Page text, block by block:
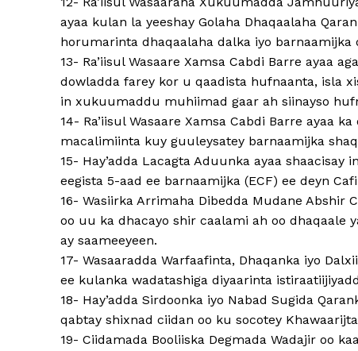
ayaa kulan la yeeshay Golaha Dhaqaalaha
horumarinta dhaqaalaha dalka iyo barnaamijka
13- Ra’iisul Wasaare Xamsa Cabdi Barre ayaa
dowladda farey kor u qaadista hufnaanta, isla
in xukuumaddu muhiimad gaar ah siinayso
14- Ra’iisul Wasaare Xamsa Cabdi Barre ayaa
macalimiinta kuy guuleysatey barnaamijka
15- Hay’adda Lacagta Aduunka ayaa
eegista 5-aad ee barnaamijka (ECF) ee deyn
16- Wasiirka Arrimaha Dibedda Mudane Abshir
oo uu ka dhacayo shir caalami ah oo dhaqaale
ay saameeyeen.
17- Wasaaradda Warfaafinta, Dhaqanka iyo
ee kulanka wadatashiga diyaarinta
18- Hay’adda Sirdoonka iyo Nabad Sugida
qabtay shixnad ciidan oo ku socotey
19- Ciidamada Booliiska Degmada Wadajir oo